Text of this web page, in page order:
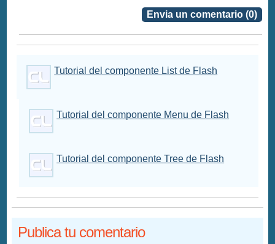
Envia un comentario (0)
Tutorial del componente List de Flash
Tutorial del componente Menu de Flash
Tutorial del componente Tree de Flash
Publica tu comentario